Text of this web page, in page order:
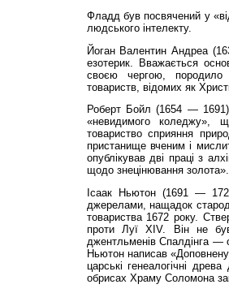
Фладд був посвячений у
людського інтелекту.
Йоган Валентин Андреа
езотерик. Вважається
своєю чергою, породило
товариств, відомих як
Роберт Бойл (1654 —
«невидимого коледжу»,
товариство сприяння
пристанище вченим і
опублікував дві праці з
щодо знецінювання золота».
Ісаак Ньютон (1691 —
джерелами, нащадок
товариства 1672 року.
проти Луї XIV. Він не
джентльменів Спалдінга —
Ньютон написав
царські генеалогічні
обрисах Храму Соломона